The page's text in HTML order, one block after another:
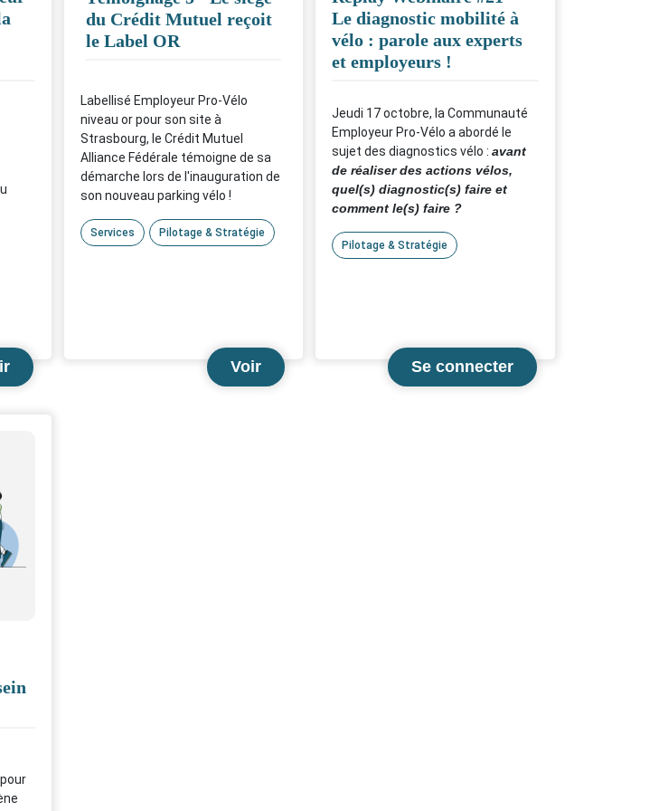
Les liens ci-dessous vous
permettent de télécharger la
présentation powerpoint du
Fichier
Télécharger la ressource
du Crédit Mutuel reçoit
le Label OR
Labellisé Employeur Pro-Vélo
niveau or pour son site à
Strasbourg, le Crédit Mutuel
Alliance Fédérale témoigne de sa
démarche lors de l'inauguration de
son nouveau parking vélo !
Services Pilotage & Stratégie
Voir
Le diagnostic mobilité à
vélo : parole aux experts
et employeurs !
Jeudi 17 octobre, la Communauté
Employeur Pro-Vélo a abordé le
sujet des diagnostics vélo : avant
de réaliser des actions vélos,
quel(s) diagnostic(s) faire et
comment le(s) faire ?
Pour répondre à ces questions,
retour d'expérience de deux
employeurs pro-vélo.
Pilotage & Stratégie